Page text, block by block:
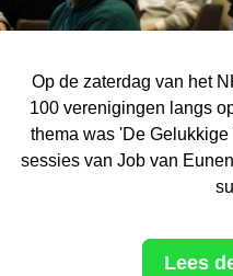
Op de zaterdag van het
100 verenigingen langs
thema was 'De
sessies van Job van
Lees